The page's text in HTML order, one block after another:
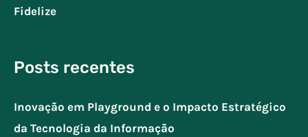
Fidelize
Posts recentes
Inovação em Playground e o Impacto Estratégico
da Tecnologia da Informação